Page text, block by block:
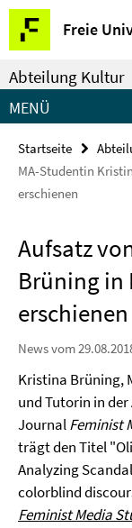
Springe
direkt
zu
Inhalt
Freie
Service-
Navigation
Abteilung Kultur
MENÜ
Startseite
MA-Studentin
erschienen
Aufsatz
Brüning in
erschienen
News vom
Kristina Brüning,
und Tutorin in
JournalFeminist
trägt den Titel
Analyzing
colorblind
Feminist Media